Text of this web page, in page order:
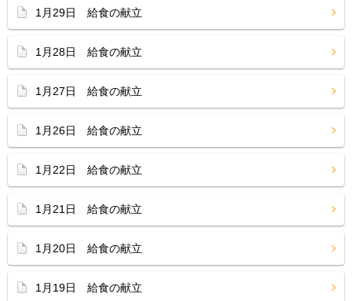
1月29日 給食の献立
1月28日 給食の献立
1月27日 給食の献立
1月26日 給食の献立
1月22日 給食の献立
1月21日 給食の献立
1月20日 給食の献立
1月19日 給食の献立